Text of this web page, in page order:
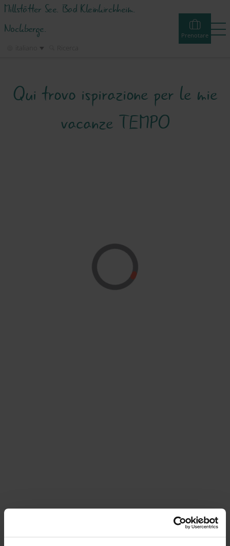
Millstätter See. Bad Kleinkirchheim.
Nockberge.
Prenotare
Qui trovo ispirazione per le mie
vacanze TEMPO